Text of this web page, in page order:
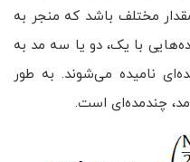
مختلف باشد که منجر به
با یک، دو یا سه مد به
نامیده می‌شوند. به طور
چندمده‌ای است.